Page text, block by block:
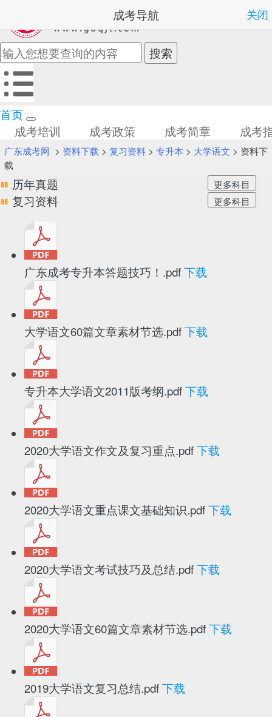
首页
成考培训
成考政策 成考简章 成考
广东成考网 > 资料下载 > 复习资料> 专升本 > 大学语文 > 资料下
载
历年真题
复习资料
广东成考专升本答题技巧！.pdf下载
大学语文60篇文章素材节选.pdf下载
专升本大学语文2011版考纲.pdf下载
2020大学语文作文及复习重点.pdf下载
2020大学语文重点课文基础知识.pdf下载
2020大学语文考试技巧及总结.pdf下载
2020大学语文60篇文章素材节选.pdf下载
2019大学语文复习总结.pdf下载
成考导航 关闭